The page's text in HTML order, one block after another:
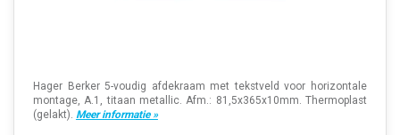
Hager Berker 5-voudig afdekraam met tekstveld voor horizontale
montage, A.1, titaan metallic. Afm.: 81,5x365x10mm. Thermoplast
(gelakt). Meer informatie »